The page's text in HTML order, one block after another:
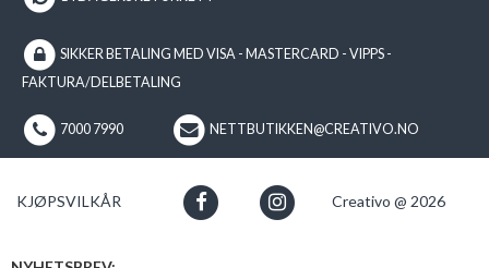
SIKKER BETALING MED VISA - MASTERCARD - VIPPS -
FAKTURA/DELBETALING
7000 7990 NETTBUTIKKEN@CREATIVO.NO
KJØPSVILKÅR Creativo @ 2026